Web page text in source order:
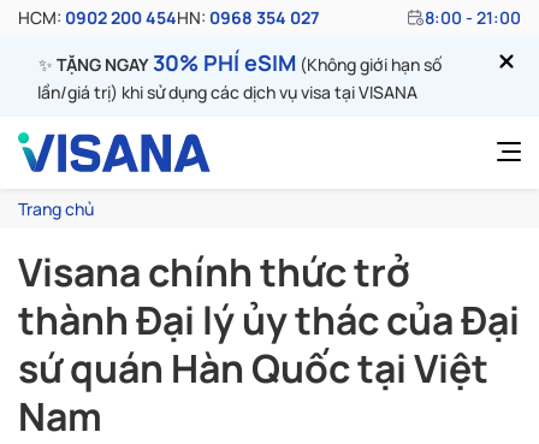
HCM: 0902 200 454HN: 0968 354 027 8:00 - 21:00
✨ TẶNG NGAY30% PHÍ eSIM (Không giới hạn số
lần/giá trị) khi sử dụng các dịch vụ visa tại VISANA
Trang chủ
Visana chính thức trở
thành Đại lý ủy thác của Đại
sứ quán Hàn Quốc tại Việt
Nam